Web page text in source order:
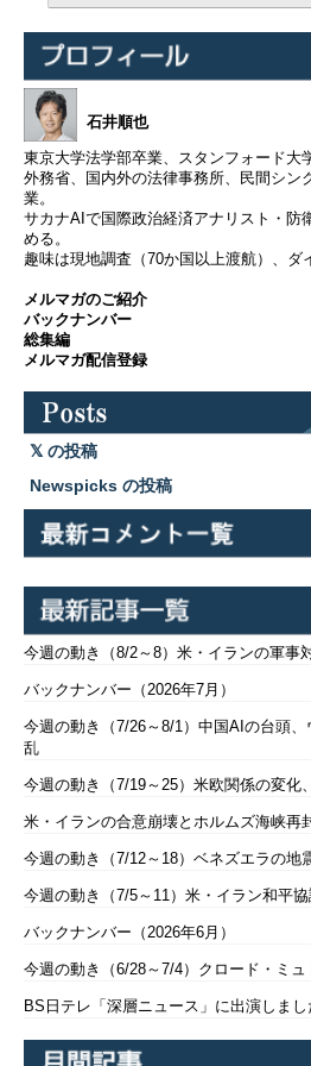
石井順也
東京大学法学部卒業、スタンフォード大
外務省、国内外の法律事務所、民間シン
業。
サカナAIで国際政治経済アナリスト・防
める。
趣味は現地調査（70か国以上渡航）、ダ
メルマガのご紹介
バックナンバー
総集編
メルマガ配信登録
の投稿
Newspicks の投稿
今週の動き（8/2～8）米・イランの軍事
バックナンバー（2026年7月）
今週の動き（7/26～8/1）中国AIの台頭
乱
今週の動き（7/19～25）米欧関係の変化
米・イランの合意崩壊とホルムズ海峡再
今週の動き（7/12～18）ベネズエラの地
今週の動き（7/5～11）米・イラン和平
バックナンバー（2026年6月）
今週の動き（6/28～7/4）クロード・ミ
BS日テレ「深層ニュース」に出演しまし